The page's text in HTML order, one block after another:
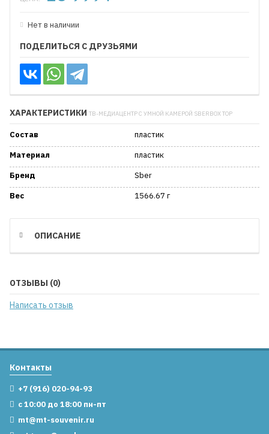
Нет в наличии
ПОДЕЛИТЬСЯ С ДРУЗЬЯМИ
ХАРАКТЕРИСТИКИ ТВ-МЕДИАЦЕНТР С УМНОЙ КАМЕРОЙ SBERBOX TOP
Состав
пластик
Материал
пластик
Бренд
Sber
Вес
1566.67 г
ОПИСАНИЕ
ОТЗЫВЫ (0)
Написать отзыв
Контакты
+7 (916) 020-94-93
с 10:00 до 18:00 пн-пт
mt@mt-souvenir.ru